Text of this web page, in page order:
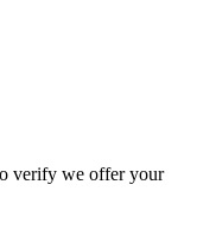
verify we offer your